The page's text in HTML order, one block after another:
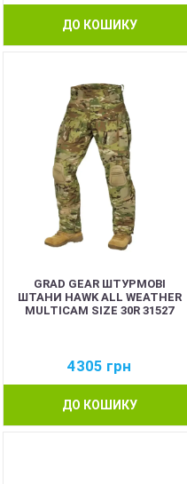
ДО КОШИКУ
GRAD GEAR ШТУРМОВІ
ШТАНИ HAWK ALL WEATHER
MULTICAM SIZE 30R 31527
4305 грн
ДО КОШИКУ